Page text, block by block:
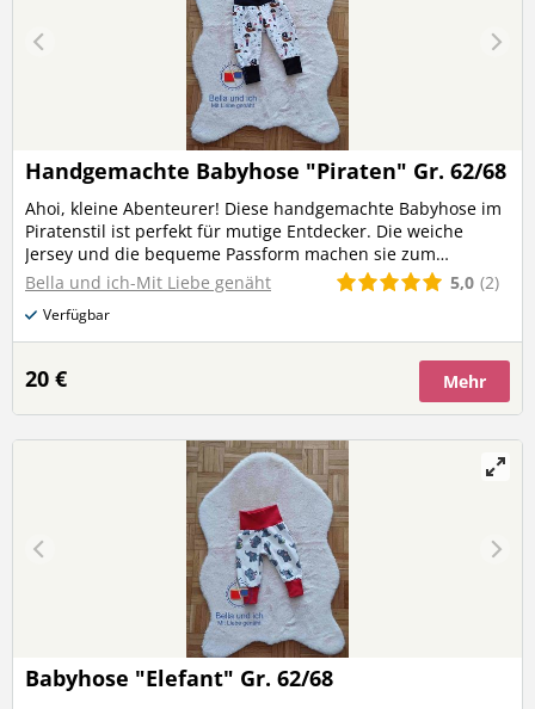
Handgemachte Babyhose "Piraten" Gr. 62/68
Ahoi, kleine Abenteurer! Diese handgemachte Babyhose im
Piratenstil ist perfekt für mutige Entdecker. Die weiche
Jersey und die bequeme Passform machen sie zum
Lieblingsstück im Alltag.
Bella und ich-Mit Liebe genäht 5,0 (2)
Verfügbar
20 € Mehr
Babyhose "Elefant" Gr. 62/68